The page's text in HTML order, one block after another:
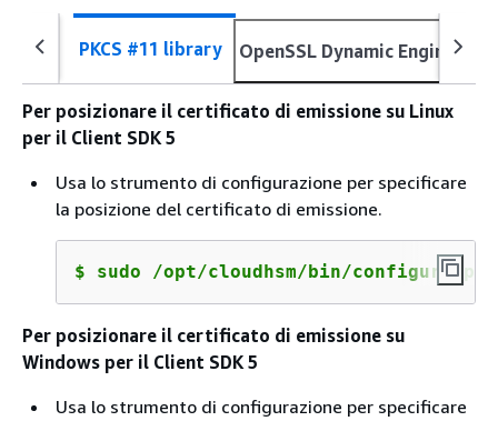
PKCS #11 library OpenSSL Dynamic Engine
Per posizionare il certificato di emissione su Linux
per il Client SDK 5
Usa lo strumento di configurazione per specificare
la posizione del certificato di emissione.
$ sudo /opt/cloudhsm/bin/configure-
Per posizionare il certificato di emissione su
Windows per il Client SDK 5
Usa lo strumento di configurazione per specificare